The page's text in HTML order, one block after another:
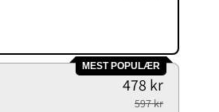
MEST POPULÆR
478 kr
597 kr